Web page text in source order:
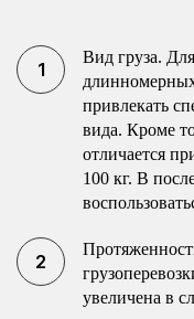
Вид груза.
привлекать
вида. Кроме
отличается
100 кг. В
увеличена в